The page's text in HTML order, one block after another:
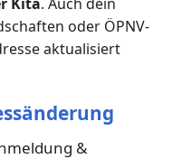
oder ÖPNV-
aktualisiert
&